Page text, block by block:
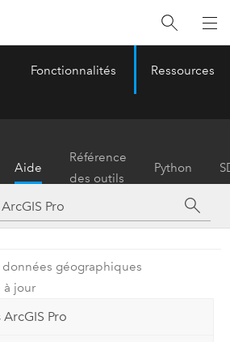
Fonctionnalités Ressources
Aide
Référence
des outils
Python
géographiques
à jour
Pro